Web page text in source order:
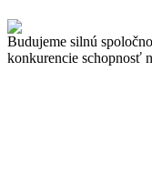
Budujeme silnú
konkurencie schopnosť